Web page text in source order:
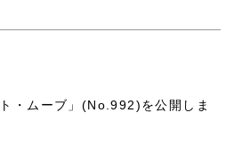
・ムーブ」(No.992)を公開しま